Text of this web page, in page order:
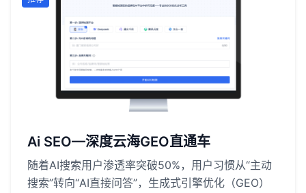
SaaS 快速开通、私有化合规安全，可无缝对接钉
钉、企业微信、ERP、CRM 等现有业务系统，依托
云海底座优化行业语义识别与业务执行精度，突破通
用 AI 仅能问答的局限，实现自然语言驱动跨系统自
动化作业。配套全生命周期落地服务，从方案规划、
商等各行业降本增效，一站式完成企业 AI 数字化落
地。
Ai SEO—深度云海GEO直通车
随着AI搜索用户渗透率突破50%，用户习惯从“主动
搜索”转向“AI直接问答”，生成式引擎优化（GEO）